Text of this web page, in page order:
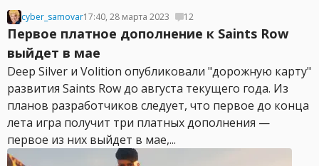
cyber_samovar17:40, 28 марта 2023 12
Первое платное дополнение к Saints Row
выйдет в мае
Deep Silver и Volition опубликовали "дорожную карту"
развития Saints Row до августа текущего года. Из
планов разработчиков следует, что первое до конца
лета игра получит три платных дополнения —
первое из них выйдет в мае,...